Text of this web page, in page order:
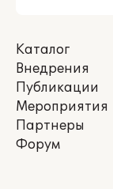
Каталог
Внедрения
Публикации
Мероприятия
Партнеры
Форум